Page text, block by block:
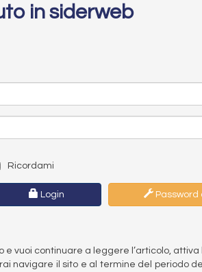
in siderweb
Ricordami
Login
e vuoi continuare a leggere l’articolo, attiva
navigare il sito e al termine del periodo